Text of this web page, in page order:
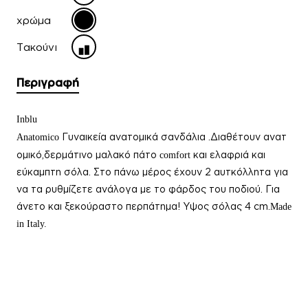
χρώμα
Τακούνι
Περιγραφή
Inblu
Anatomico Γυναικεία ανατομικά σανδάλια .Διαθέτουν ανατ
ομικό,δερμάτινο μαλακό πάτο comfort και ελαφριά και
εύκαμπτη σόλα. Στο πάνω μέρος έχουν 2 αυτκόλλητα για
να τα ρυθμίζετε ανάλογα με το φάρδος του ποδιού. Για
άνετο και ξεκούραστο περπάτημα! Υψος σόλας 4 cm. Made
in Italy.